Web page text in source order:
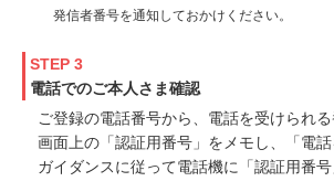
発信者番号を通知しておかけください。
STEP 3
電話でのご本人さま確認
ご登録の電話番号から、電話を受けられ
画面上の「認証用番号」をメモし、「電
ガイダンスに従って電話機に「認証用番